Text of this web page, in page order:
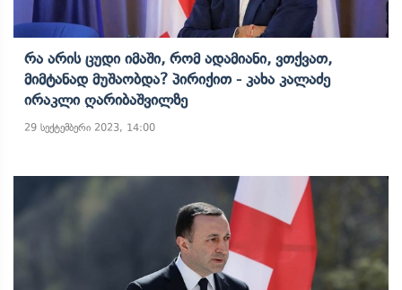
Რა Არის Ცუდი Იმაში, Რომ Ადამიანი, Ვთქვათ,
Მიმტანად Მუშაობდა? Პირიქით - Კახა Კალაძე
Ირაკლი Ღარიბაშვილზე
29 სექტემბერი 2023, 14:00